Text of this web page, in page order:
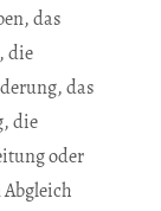
das
die
das
die
oder